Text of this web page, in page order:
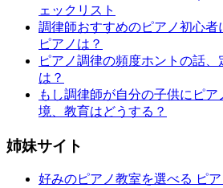
ェックリスト
調律師おすすめのピアノ初心者
ピアノは？
ピアノ調律の頻度ホントの話
は？
もし調律師が自分の子供にピ
境、教育はどうする？
姉妹サイト
好みのピアノ教室を選べる ピア